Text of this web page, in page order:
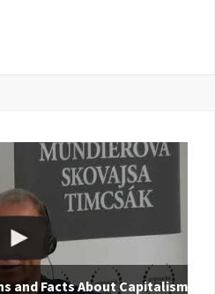
and Facts About Capitalism |